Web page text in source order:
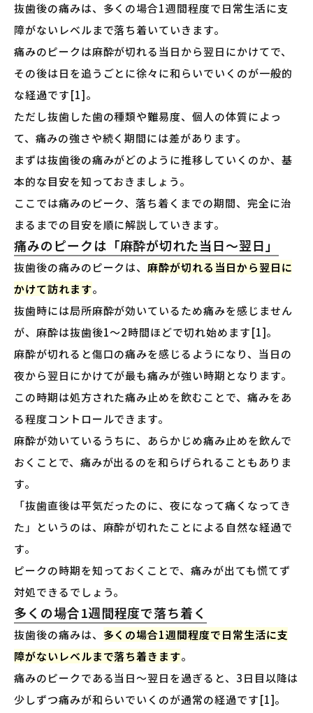
抜歯後の痛みは、多くの場合1週間程度で日常生活に支
障がないレベルまで落ち着いていきます。
痛みのピークは麻酔が切れる当日から翌日にかけてで、
その後は日を追うごとに徐々に和らいでいくのが一般的
な経過です[1]。
ただし抜歯した歯の種類や難易度、個人の体質によっ
て、痛みの強さや続く期間には差があります。
まずは抜歯後の痛みがどのように推移していくのか、基
本的な目安を知っておきましょう。
ここでは痛みのピーク、落ち着くまでの期間、完全に治
まるまでの目安を順に解説していきます。
痛みのピークは「麻酔が切れた当日〜翌日」
抜歯後の痛みのピークは、麻酔が切れる当日から翌日に
かけて訪れます。
抜歯時には局所麻酔が効いているため痛みを感じません
が、麻酔は抜歯後1〜2時間ほどで切れ始めます[1]。
麻酔が切れると傷口の痛みを感じるようになり、当日の
夜から翌日にかけてが最も痛みが強い時期となります。
この時期は処方された痛み止めを飲むことで、痛みをあ
る程度コントロールできます。
麻酔が効いているうちに、あらかじめ痛み止めを飲んで
おくことで、痛みが出るのを和らげられることもありま
す。
「抜歯直後は平気だったのに、夜になって痛くなってき
た」というのは、麻酔が切れたことによる自然な経過で
す。
ピークの時期を知っておくことで、痛みが出ても慌てず
対処できるでしょう。
多くの場合1週間程度で落ち着く
抜歯後の痛みは、 多くの場合1週間程度で日常生活に支
障がないレベルまで落ち着きます。
痛みのピークである当日〜翌日を過ぎると、3日目以降は
少しずつ痛みが和らいでいくのが通常の経過です[1]。